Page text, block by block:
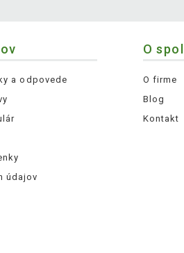
a odpovede
údajov
O
O firme
Blog
Kontakt